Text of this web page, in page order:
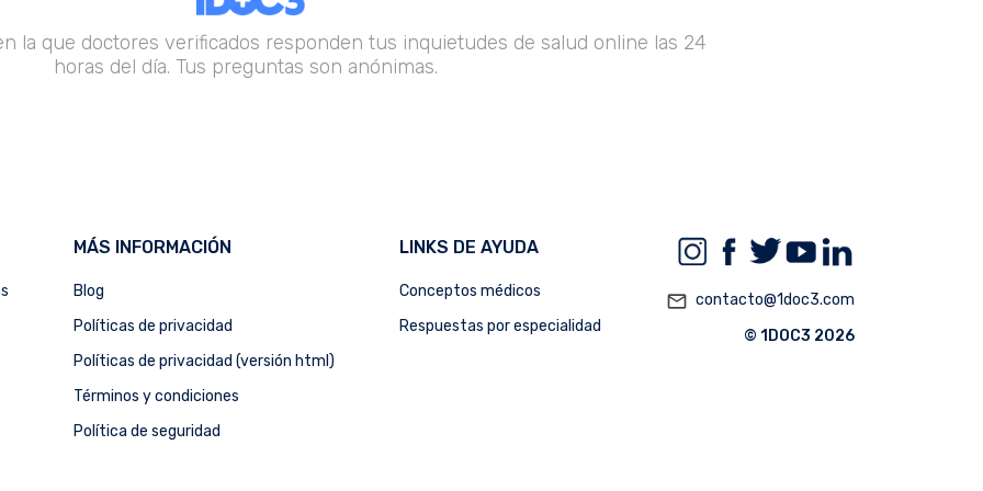
la que doctores verificados responden tus inquietudes de salud online las 24
horas del día. Tus preguntas son anónimas.
MÁS INFORMACIÓN
Blog
Políticas de privacidad
Políticas de privacidad (versión html)
Términos y condiciones
Política de seguridad
LINKS DE AYUDA
Conceptos médicos
Respuestas por especialidad
mail_outline contacto@1doc3.com
© 1DOC3 2026